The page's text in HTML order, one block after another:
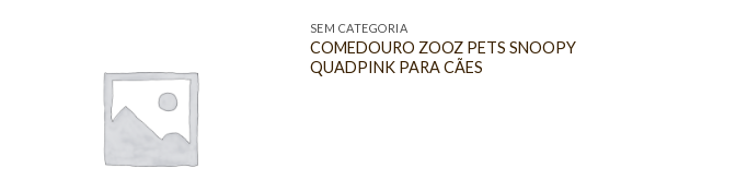
SEM CATEGORIA
COMEDOURO ZOOZ PETS SNOOPY
QUADPINK PARA CÃES